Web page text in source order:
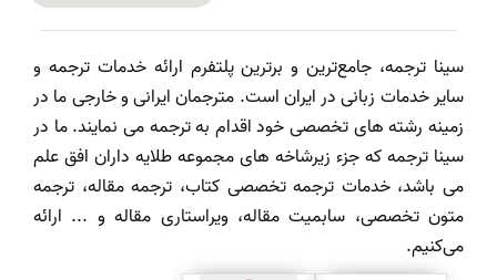
سینا ترجمه، جامع‌ترین و برترین پلتفرم ارائه خدمات ترجمه و
سایر خدمات زبانی در ایران است. مترجمان ایرانی و خارجی ما در
زمینه رشته های تخصصی خود اقدام به ترجمه می نمایند. ما در
سینا ترجمه که جزء زیرشاخه های مجموعه طلایه داران افق علم
می باشد، خدمات ترجمه تخصصی کتاب، ترجمه مقاله، ترجمه
متون تخصصی، سابمیت مقاله، ویراستاری مقاله و ... ارائه
می‌کنیم.